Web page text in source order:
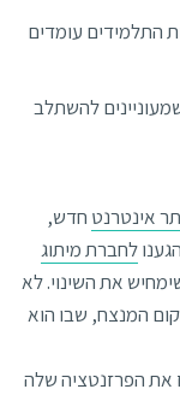
התלמידים עומדים
להשתלב
אינטרנט חדש,
לחברת מיתוג
את השינוי. לא
המנצח, שבו הוא
את הפרזנטציה שלה